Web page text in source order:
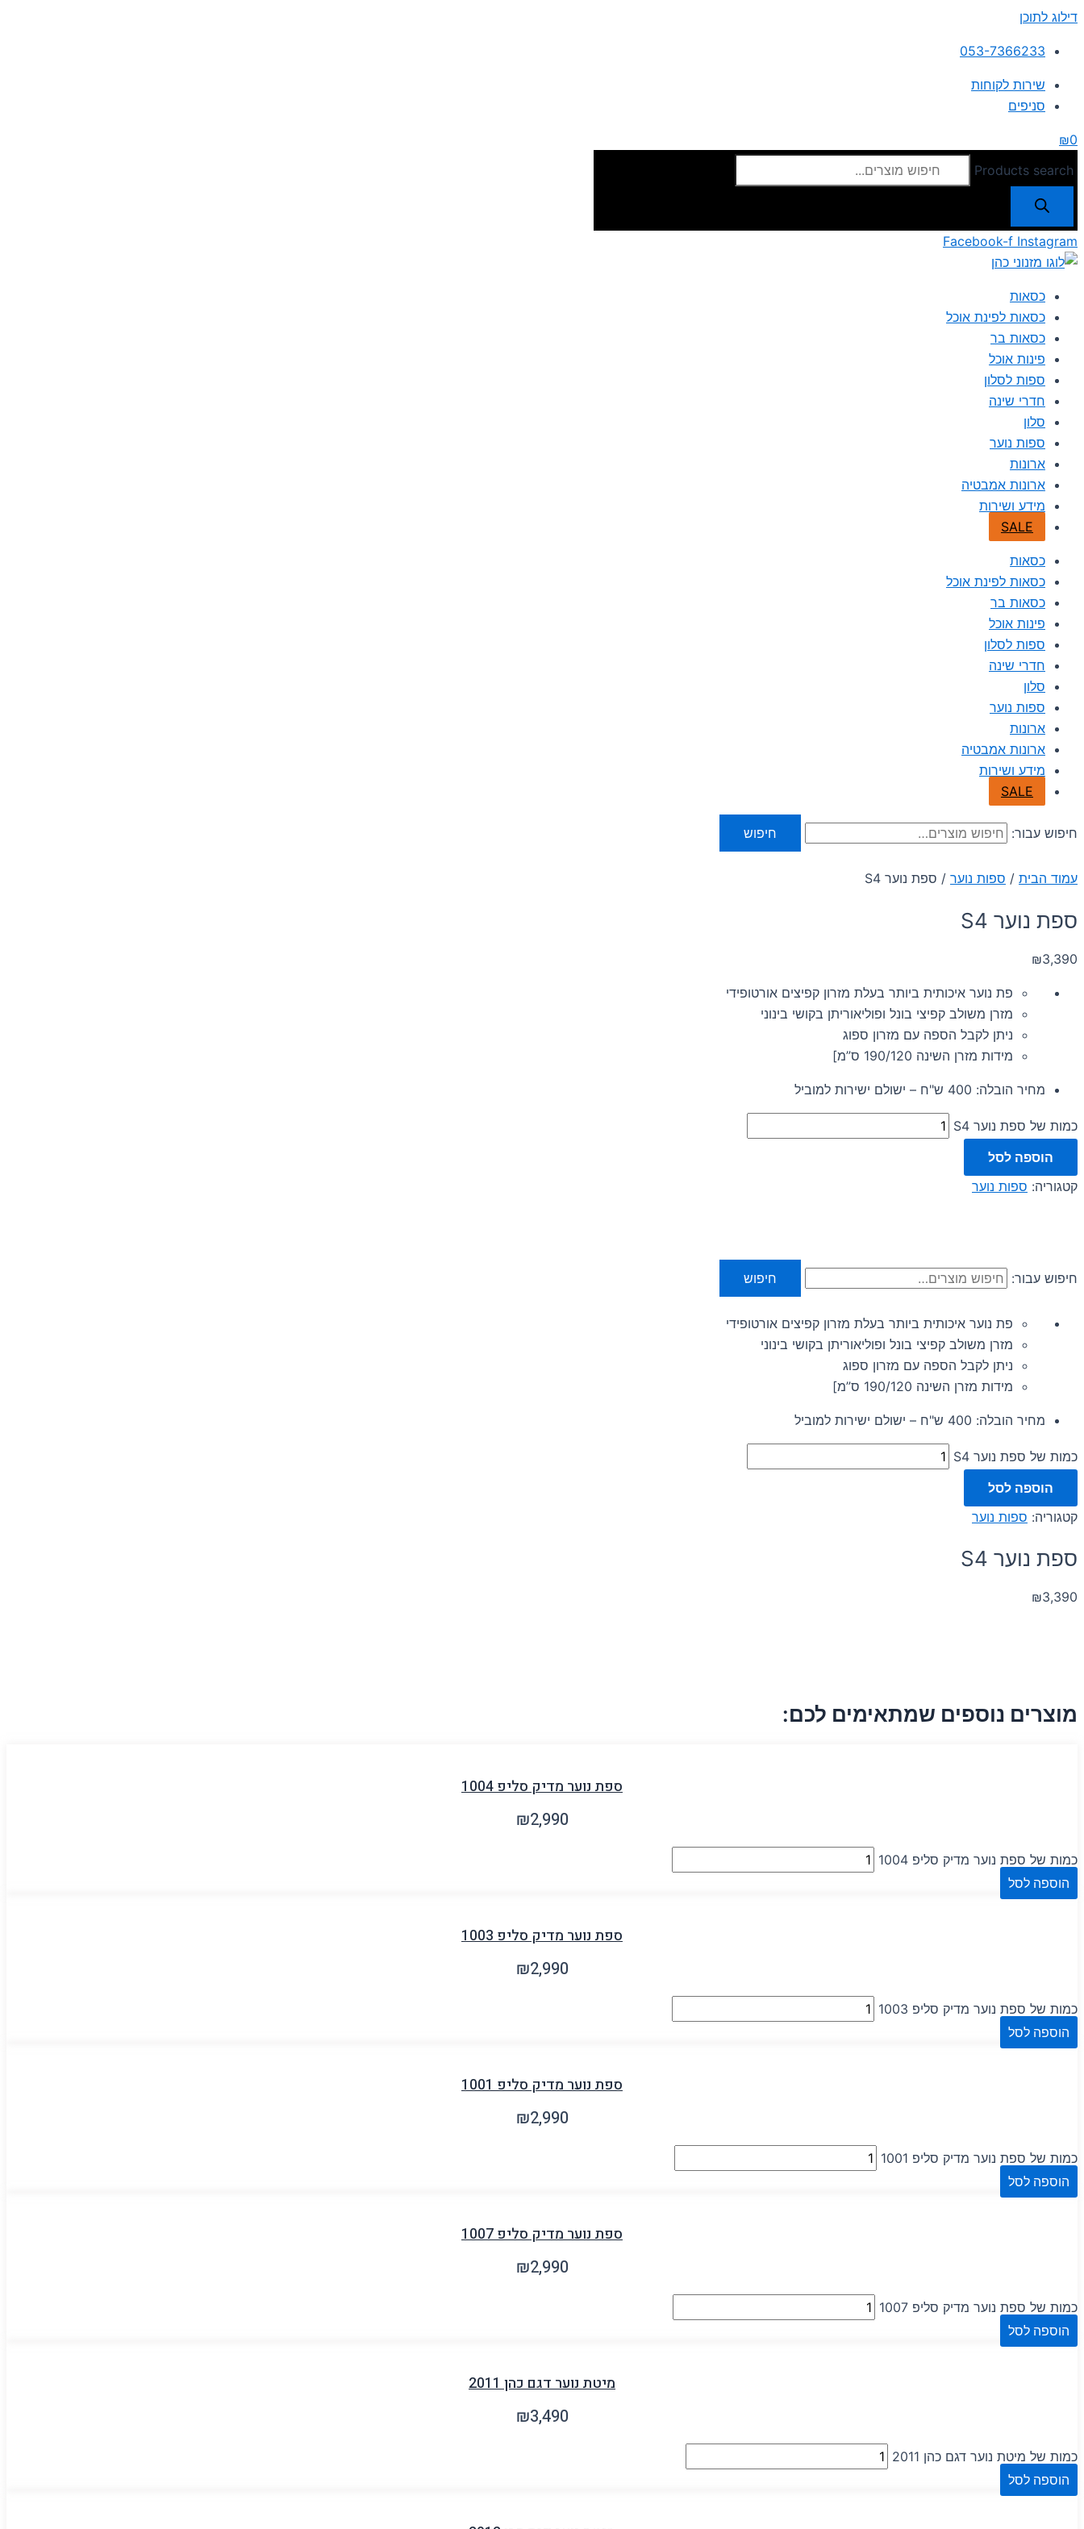
דילוג לתוכן
053-7366233
שירות לקוחות
סניפים
₪0
Products search
Facebook-f Instagram
כסאות
כסאות לפינת אוכל
כסאות בר
פינות אוכל
ספות לסלון
חדרי שינה
סלון
ספות נוער
ארונות
ארונות אמבטיה
מידע ושירות
SALE
כסאות
כסאות לפינת אוכל
כסאות בר
פינות אוכל
ספות לסלון
חדרי שינה
סלון
ספות נוער
ארונות
ארונות אמבטיה
מידע ושירות
SALE
חיפוש עבור: חיפוש
עמוד הבית / ספות נוער / ספת נוער S4
ספת נוער S4
₪3,390
פת נוער איכותית ביותר בעלת מזרון קפיצים אורטופידי
מזרן משולב קפיצי בונל ופוליאוריתן בקושי בינוני
ניתן לקבל הספה עם מזרון ספוג
מידות מזרן השינה 190/120 ס”מ]
מחיר הובלה: 400 ש"ח – ישולם ישירות למוביל
כמות של ספת נוער S4
הוספה לסל
קטגוריה: ספות נוער
חיפוש עבור: חיפוש
פת נוער איכותית ביותר בעלת מזרון קפיצים אורטופידי
מזרן משולב קפיצי בונל ופוליאוריתן בקושי בינוני
ניתן לקבל הספה עם מזרון ספוג
מידות מזרן השינה 190/120 ס”מ]
מחיר הובלה: 400 ש"ח – ישולם ישירות למוביל
כמות של ספת נוער S4
הוספה לסל
קטגוריה: ספות נוער
ספת נוער S4
₪3,390
מוצרים נוספים שמתאימים לכם:
ספת נוער מדיק סליפ 1004
₪2,990
כמות של ספת נוער מדיק סליפ 1004
הוספה לסל
ספת נוער מדיק סליפ 1003
₪2,990
כמות של ספת נוער מדיק סליפ 1003
הוספה לסל
ספת נוער מדיק סליפ 1001
₪2,990
כמות של ספת נוער מדיק סליפ 1001
הוספה לסל
ספת נוער מדיק סליפ 1007
₪2,990
כמות של ספת נוער מדיק סליפ 1007
הוספה לסל
מיטת נוער דגם כהן 2011
₪3,490
כמות של מיטת נוער דגם כהן 2011
הוספה לסל